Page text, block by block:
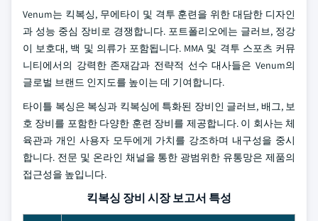
Venum는 킥복싱, 무에타이 및 격투 훈련을 위한 대담한 디자인
과 성능 중심 장비로 경쟁합니다. 포트폴리오에는 글러브, 정강
이 보호대, 백 및 의류가 포함됩니다. MMA 및 격투 스포츠 커뮤
니티에서의 강력한 존재감과 전략적 선수 대사들은 Venum의
글로벌 브랜드 인지도를 높이는 데 기여합니다.
타이틀 복싱은 복싱과 킥복싱에 특화된 장비인 글러브, 배그, 보
호 장비를 포함한 다양한 훈련 장비를 제공합니다. 이 회사는 체
육관과 개인 사용자 모두에게 가치를 강조하며 내구성을 중시
합니다. 전문 및 온라인 채널을 통한 광범위한 유통망은 제품의
접근성을 높입니다.
킥복싱 장비 시장 보고서 특성